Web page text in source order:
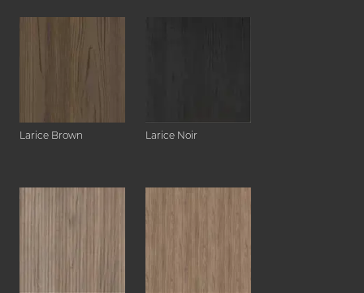
Larice Brown Larice Noir